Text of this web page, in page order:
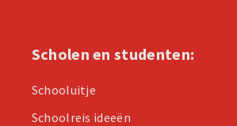
Scholen en studenten:
Schooluitje
Schoolreis ideeën